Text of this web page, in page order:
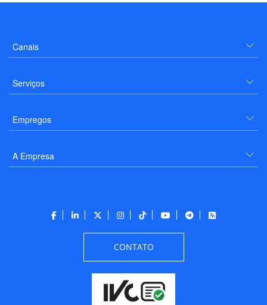
Canais
Serviços
Empregos
A Empresa
CONTATO